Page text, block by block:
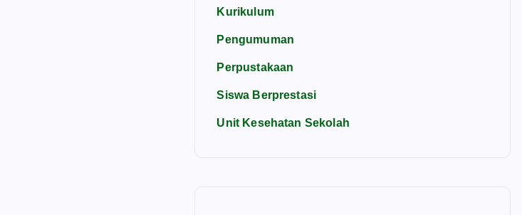
Kurikulum
Pengumuman
Perpustakaan
Siswa Berprestasi
Unit Kesehatan Sekolah